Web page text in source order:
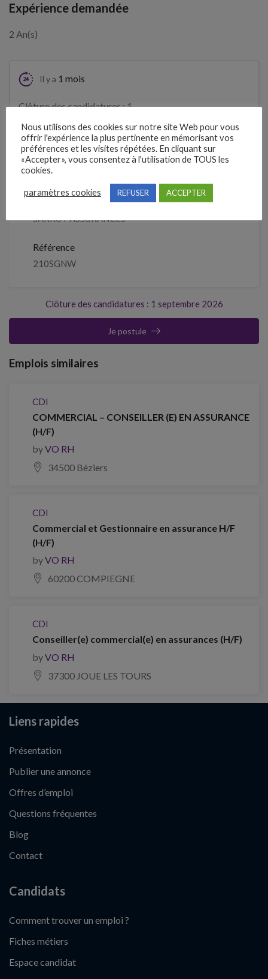
Expérience demandée
2 An(s)
Il y a 1 mois
Clôture des candidatures : 1
septembre 2026
Détails de l’offre
Entreprise qui propose l'emploi
SARRUT ASSURANCES
Référence
210SGNW
Clôture des candidatures : 1 septembre 2026
Je postule
Emplois similaires
CDI
COMMERCIAL – CONSEILLER (E) EN ASSURANCE
(H/F)
byVO RH
34500 Béziers
CDI
Commercial et Gestionnaire en assurance H/F
(H/F)
byVO RH
60200 COMPIEGNE
CDI
Conseiller(e) commercial(e) en assurances (H/F)
byVO RH
37300 JOUE LES TOURS
Liens rapides
Présentation
Publier une annonce
Offres d’emploi
Questions fréquentes
Blog
Contact
Candidats
Comment trouver un emploi ?
Fiches métiers
Espace candidat
Nous utilisons des cookies sur notre site Web pour vous
offrir l'expérience la plus pertinente en mémorisant vos
préférences et les visites répétées. En cliquant sur
«Accepter», vous consentez à l'utilisation de TOUS les
cookies.
paramètres cookies REFUSER ACCEPTER